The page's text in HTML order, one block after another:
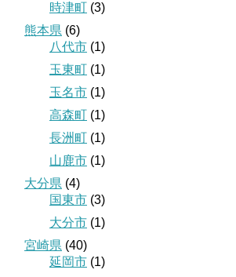
時津町
(3)
熊本県 (6)
八代市 (1)
玉東町
(1)
玉名市 (1)
高森町
(1)
長洲町
(1)
山鹿市 (1)
大分県 (4)
国東市 (3)
大分市 (1)
宮崎県 (40)
延岡市 (1)